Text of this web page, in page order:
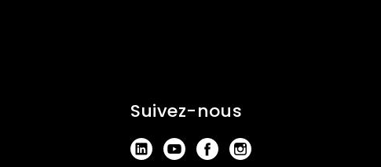
Suivez-nous